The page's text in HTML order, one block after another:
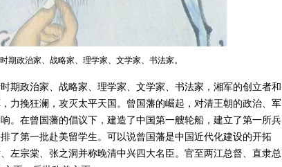
期政治家、战略家、理学家、文学家、书法家。
期政治家、战略家、理学家、文学家、书法家，湘军的创立者和
力挽狂澜，攻灭太平天国。曾国藩的崛起，对清王朝的政治、军
。在曾国藩的倡议下，建造了中国第一艘轮船，建立了第一所兵
了第一批赴美留学生。可以说曾国藩是中国近代化建设的开拓
左宗棠、张之洞并称晚清中兴四大名臣。官至两江总督、直隶总